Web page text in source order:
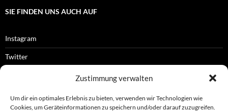
Zustimmung verwalten
Um dir ein optimales Erlebnis zu bieten, verwenden wir Technologien wie
Cookies, um Geräteinformationen zu speichern und/oder darauf zuzugreifen.
SIE FINDEN UNS AUCH AUF
Instagram
Twitter